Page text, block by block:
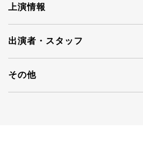
上演情報
出演者・ スタッフ
その他